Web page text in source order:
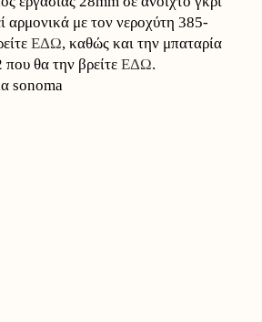
αρμονικά με τον νεροχύτη 385-
ΕΔΩ, καθώς και την μπαταρία
θα την βρείτε ΕΔΩ.
sonoma